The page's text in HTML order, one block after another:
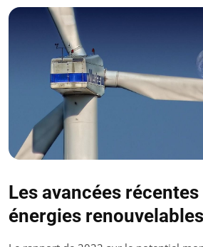
Les avancées
énergies renouvelables